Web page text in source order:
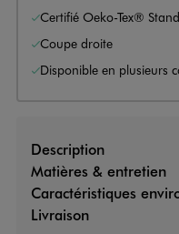
Certifié Oeko-Tex®
Coupe droite
Disponible en plusieurs
Description
Matières & entretien
Caractéristiques
Livraison